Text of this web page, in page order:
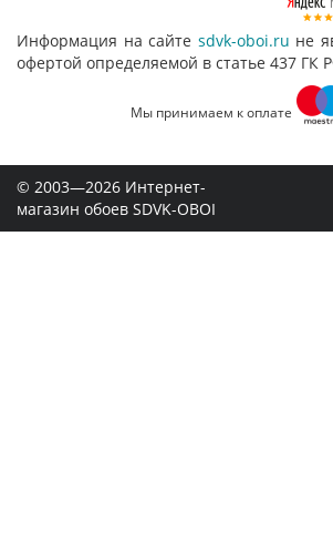
Информация на сайте sdvk-oboi.ru не
офертой определяемой в статье 437 ГК
Мы принимаем к оплате
© 2003—2026 Интернет-
магазин обоев SDVK-OBOI